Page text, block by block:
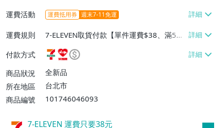
運費活動 運費抵用券 週末7-11免運
運費規則
7-ELEVEN取貨付款【單件運費$38、滿5件
或消費滿$1298免運費】、7-ELEVEN取貨
不付款【免運費】、萊爾富取貨付款【單件
運費$60、滿5件或消費滿$1298免運
費】、宅配/貨運【單件運費$120、滿5件
付款方式
商品狀況
全新品
所在地區
台北市
商品編號
101746046093
7-ELEVEN 運費只要38元